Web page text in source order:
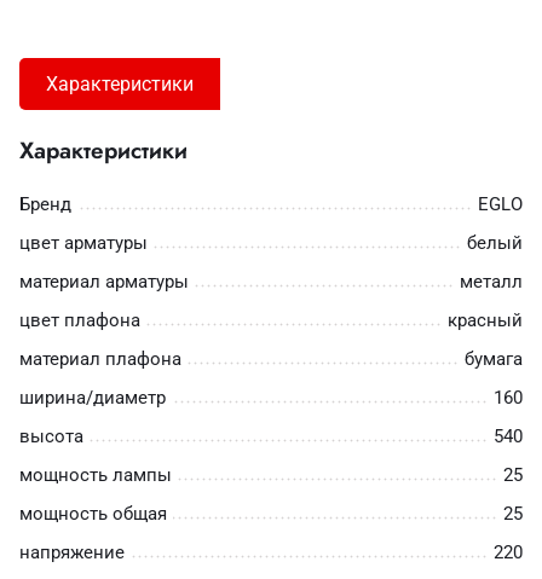
Характеристики
Характеристики
Бренд
EGLO
цвет арматуры
белый
материал арматуры
металл
цвет плафона
красный
материал плафона
бумага
ширина/диаметр
160
высота
540
мощность лампы
25
мощность общая
25
напряжение
220